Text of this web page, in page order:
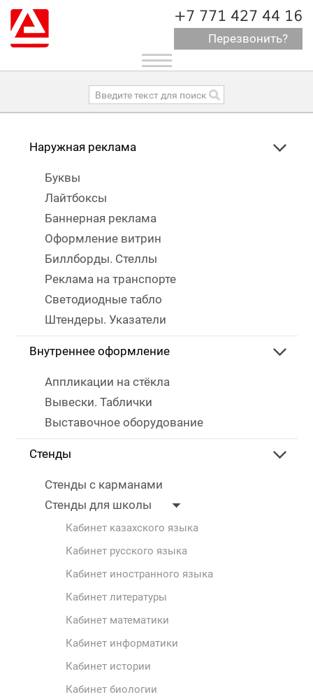
+7 771 427 44 16
Перезвонить?
Toggle
navigation
Наружная реклама
Буквы
Лайтбоксы
Баннерная реклама
Оформление витрин
Биллборды. Стеллы
Реклама на транспорте
Светодиодные табло
Штендеры. Указатели
Внутреннее оформление
Аппликации на стёкла
Вывески. Таблички
Выставочное оборудование
Стенды
Стенды с карманами
Стенды для школы
Кабинет казахского языка
Кабинет русского языка
Кабинет иностранного языка
Кабинет литературы
Кабинет математики
Кабинет информатики
Кабинет истории
Кабинет биологии